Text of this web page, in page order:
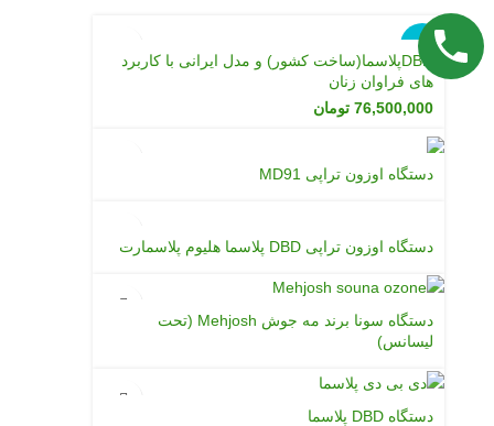
ناموجود
DBDپلاسما(ساخت کشور) و مدل ایرانی با کاربرد
های فراوان زنان
76,500,000 تومان
دستگاه اوزون تراپی MD91
دستگاه اوزون تراپی DBD پلاسما هلیوم پلاسمارت
دستگاه سونا برند مه جوش Mehjosh (تحت
لیسانس)
دستگاه DBD پلاسما